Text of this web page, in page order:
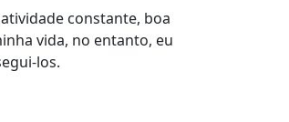
constante, boa
vida, no entanto, eu
los.